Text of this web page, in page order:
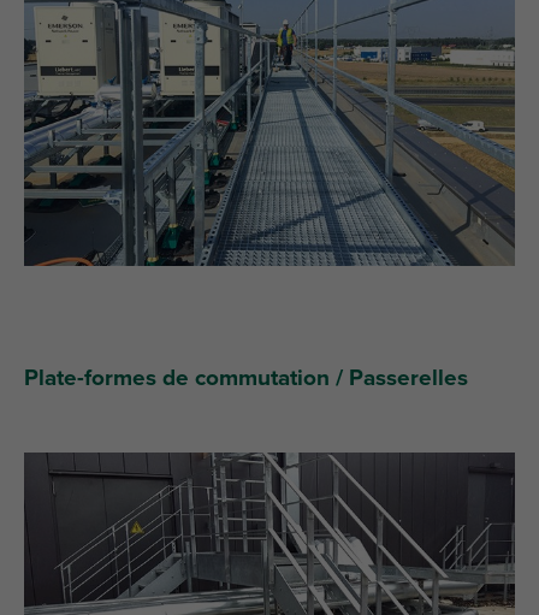
Plate-formes de commutation / Passerelles